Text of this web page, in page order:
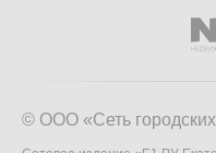
© ООО «Сеть